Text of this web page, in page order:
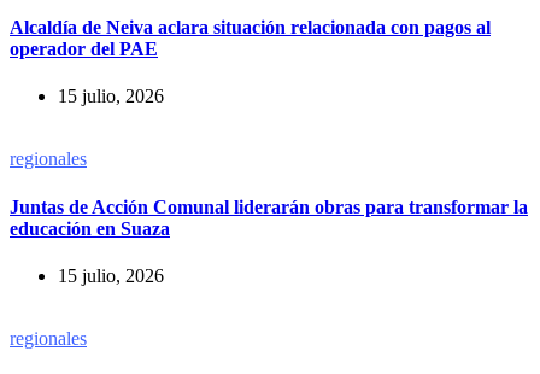
Alcaldía de Neiva aclara situación relacionada con pagos al
operador del PAE
15 julio, 2026
regionales
Juntas de Acción Comunal liderarán obras para transformar la
educación en Suaza
15 julio, 2026
regionales